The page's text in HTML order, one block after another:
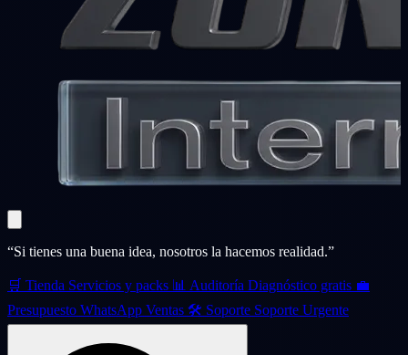
“Si tienes una buena idea, nosotros la hacemos realidad.”
🛒 Tienda Servicios y packs 📊 Auditoría Diagnóstico gratis 💼
Presupuesto WhatsApp Ventas 🛠️ Soporte Soporte Urgente